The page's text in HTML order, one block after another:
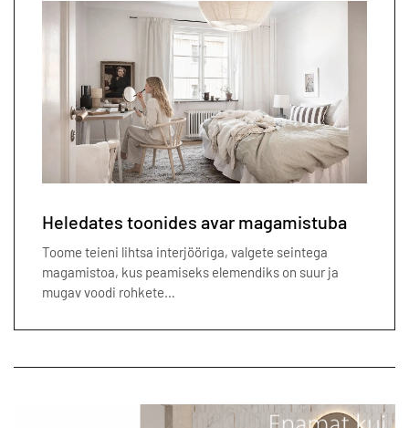
Heledates toonides avar magamistuba
Toome teieni lihtsa interjööriga, valgete seintega
magamistoa, kus peamiseks elemendiks on suur ja
mugav voodi rohkete…